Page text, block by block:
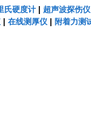
氏硬度计| 超声波探伤仪
| 在线测厚仪| 附着力测